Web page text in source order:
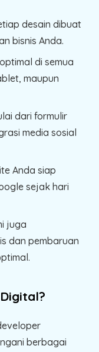
desain dibuat
bisnis Anda.
di semua
maupun
dari formulir
media sosial
Anda siap
sejak hari
juga
dan pembaruan
berbagai